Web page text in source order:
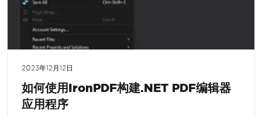
2023年12月12日
如何使用IronPDF构建.NET PDF编辑器
应用程序